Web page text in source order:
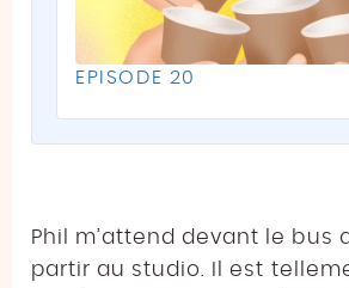
EPISODE 20
Phil m’attend devant le bus
partir au studio. Il est